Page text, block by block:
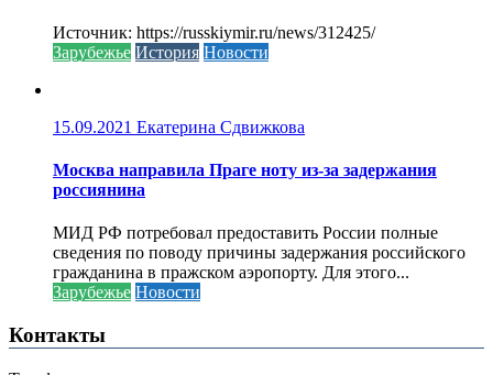
Источник: https://russkiymir.ru/news/312425/
Зарубежье История Новости
15.09.2021 Екатерина Сдвижкова
Москва направила Праге ноту из-за задержания
россиянина
МИД РФ потребовал предоставить России полные
сведения по поводу причины задержания российского
гражданина в пражском аэропорту. Для этого...
Зарубежье Новости
Контакты